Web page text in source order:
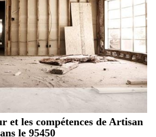
et les compétences de Artisan
le 95450